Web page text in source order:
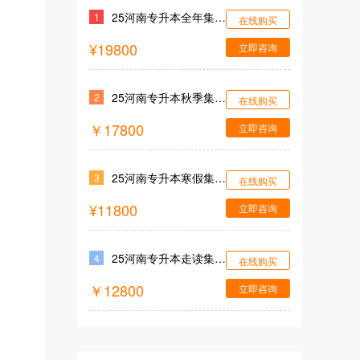
1 25河南专升本全年集训营
¥19800
在线购买
立即咨询
2 25河南专升本秋季集训营
￥17800
在线购买
立即咨询
3 25河南专升本寒假集训营
¥11800
在线购买
立即咨询
4 25河南专升本走读集训营
￥12800
在线购买
立即咨询